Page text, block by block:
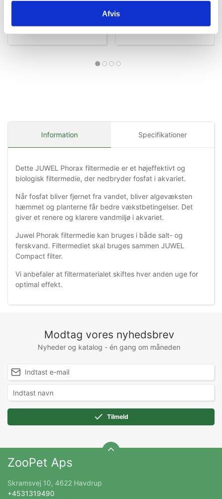
Afvis
Information Specifikationer
Dette JUWEL Phorax filtermedie er et højeffektivt og
biologisk filtermedie, der nedbryder fosfat i akvariet.
Når fosfat bliver fjernet fra vandet, bliver algevæksten
hæmmet og planterne får bedre vækstbetingelser. Det
giver et renere og klarere vandmiljø i akvariet.
Juwel Phorak filtermedie kan bruges i både salt- og
ferskvand. Filtermediet skal bruges sammen JUWEL
Compact filter.
Vi anbefaler at filtermaterialet skiftes hver anden uge for
optimal effekt.
Modtag vores nyhedsbrev
Nyheder og katalog - én gang om måneden
Tilmeld
ZooPet Aps
Skramsvej 10, 4622 Havdrup
+4531319490